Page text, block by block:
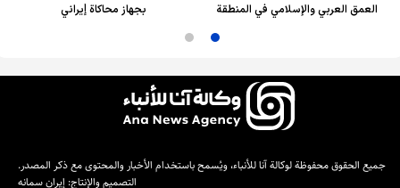
العمق العربي والإسلامي في المنطقة
بجهاز محاكاة إيراني
جميع الحقوق محفوظة لوكالة آنا للأنباء، ويُسمح باستخدام الأخبار والمحتوى مع ذكر المصدر.
التصميم والإنتاج: إيران سمانه